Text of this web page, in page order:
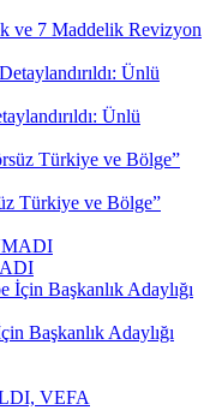
ve 7 Maddelik Revizyon
Ünlü
Türkiye ve Bölge”
Başkanlık Adaylığı